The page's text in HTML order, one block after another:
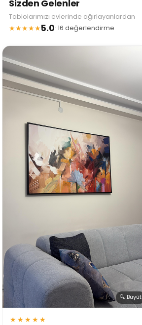
Sizden Gelenler
Tablolarımızı evlerinde ağırlayanlardan
★★★★★5.0· 16 değerlendirme
🔍 Büyüt
★★★★★